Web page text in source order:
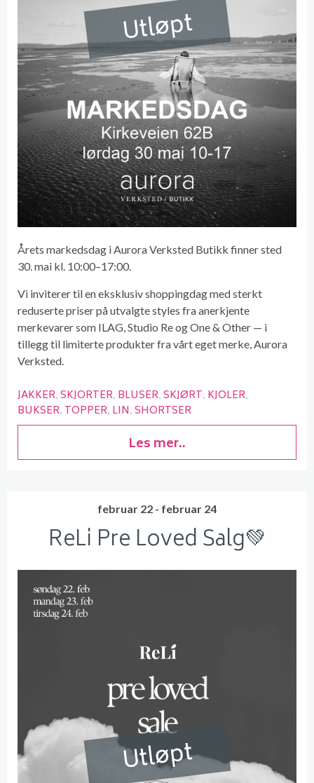
Utløpt
Årets markedsdag i Aurora Verksted Butikk finner sted
30. mai kl. 10:00–17:00.
Vi inviterer til en eksklusiv shoppingdag med sterkt
reduserte priser på utvalgte styles fra anerkjente
merkevarer som ILAG, Studio Re og One & Other — i
tillegg til limiterte produkter fra vårt eget merke, Aurora
Verksted.
JAKKER SKJORTER BLUSER SKJØRT KJOLER
BUKSER TOPPER LIN SHORTSER
Les mer..
februar 22 - februar 24
ReLi Pre Loved Salg💚
Utløpt